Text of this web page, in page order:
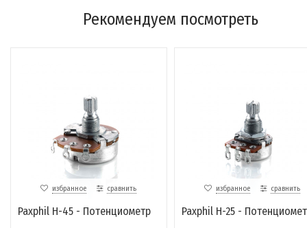
Рекомендуем посмотреть
избранное сравнить
Paxphil H-45 - Потенциометр
избранное сравнить
Paxphil H-25 -